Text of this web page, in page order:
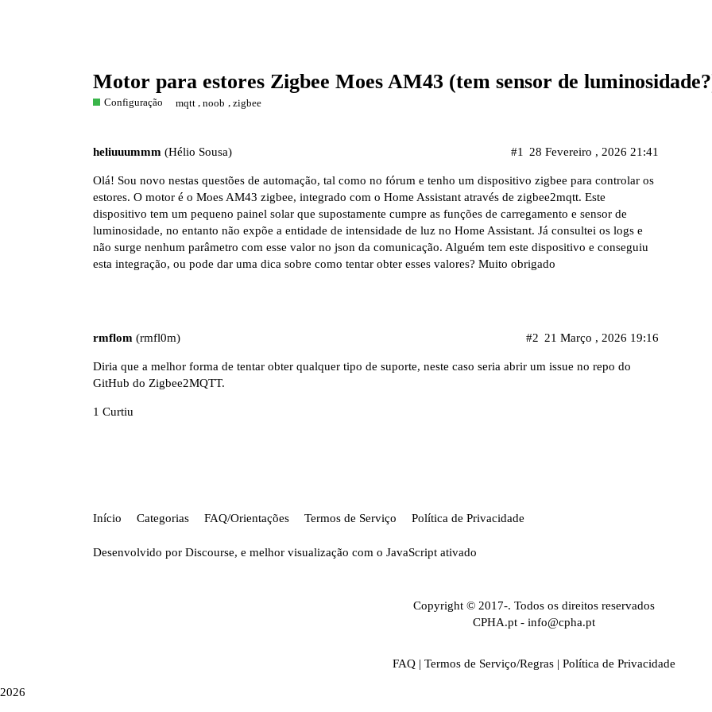
Motor para estores Zigbee Moes AM43 (tem sensor de
Configuração mqtt ,noob , zigbee
heliuuummm (Hélio Sousa) 28 Fevereiro , 2026 21:41
#1
Olá! Sou novo nestas questões de automação, tal como no fórum e tenho um dispositivo zigbee para controlar os
estores. O motor é o Moes AM43 zigbee, integrado com o Home Assistant através de zigbee2mqtt. Este
dispositivo tem um pequeno painel solar que supostamente cumpre as funções de carregamento e sensor de
luminosidade, no entanto não expõe a entidade de intensidade de luz no Home Assistant. Já consultei os logs e
não surge nenhum parâmetro com esse valor no json da comunicação. Alguém tem este dispositivo e conseguiu
esta integração, ou pode dar uma dica sobre como tentar obter esses valores? Muito obrigado
rmflom (rmfl0m) 21 Março , 2026 19:16
#2
Diria que a melhor forma de tentar obter qualquer tipo de suporte, neste caso seria abrir um issue no repo do
GitHub do Zigbee2MQTT.
1 Curtiu
Início Categorias FAQ/Orientações Termos de Serviço Política de Privacidade
Desenvolvido por Discourse, e melhor visualização com o JavaScript ativado
Copyright © 2017-. Todos os direitos reservados
CPHA.pt - info@cpha.pt
FAQ | Termos de Serviço/Regras | Política de Privacidade
2026